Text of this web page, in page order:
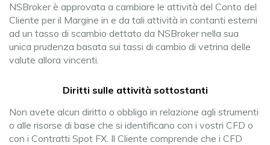
NSBroker è approvata a cambiare le attività del Conto del
Cliente per il Margine in e da tali attività in contanti esterni
ad un tasso di scambio dettato da NSBroker nella sua
unica prudenza basata sui tassi di cambio di vetrina delle
valute allora vincenti.
Diritti sulle attività sottostanti
Non avete alcun diritto o obbligo in relazione agli strumenti
o alle risorse di base che si identificano con i vostri CFD o
con i Contratti Spot FX. Il Cliente comprende che i CFD